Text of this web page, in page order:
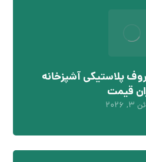
پلاستیکی آشپزخانه
قیمت
۲۰۲۶